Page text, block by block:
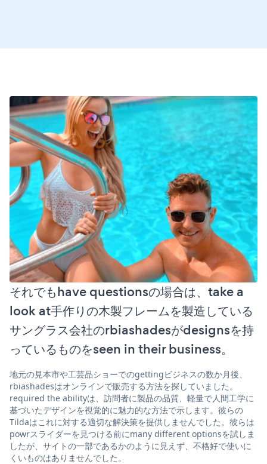
それでもhave questionsの場合は、take a
look at手作りの木製フレームを製造している
サングラス会社のrbiashadesがdesignsを持
っているものをseen in their business。
地元の見本市や工芸品ショーでのgettingビジネスの数か月後、
rbiashadesはオンラインで販売する方法を探していました。
required the abilityは、訪問者に製品の品質、軽量で人間工学に
基づいたデザインを視覚的に魅力的な方法で示します。彼らの
Tildaはこれに対する適切な解決策を提供しませんでした。彼らは
powrスライダーを見つける前にmany different optionsを試しま
したが、サイトの一部であるかのように見えず、不格好で使いに
くいものはありませんでした。